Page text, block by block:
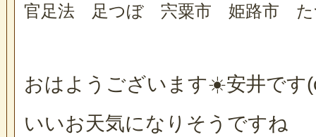
官足法 足つぼ 宍粟市 姫路市 た
おはようございます☀️安井です
いいお天気になりそうですね